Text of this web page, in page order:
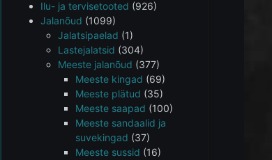
Ilu- ja tervisetooted (926)
Jalanõud (1099)
Jalatsipaelad (1)
Lastejalatsid (304)
Meeste jalanõud (377)
Meeste kingad (69)
Meeste plätud (35)
Meeste saapad (100)
Meeste sandaalid ja
suvekingad (37)
Meeste sussid (16)